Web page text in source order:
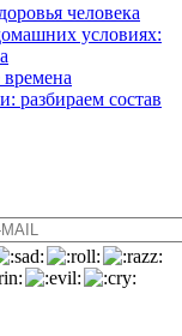
человека
условиях:
разбираем состав